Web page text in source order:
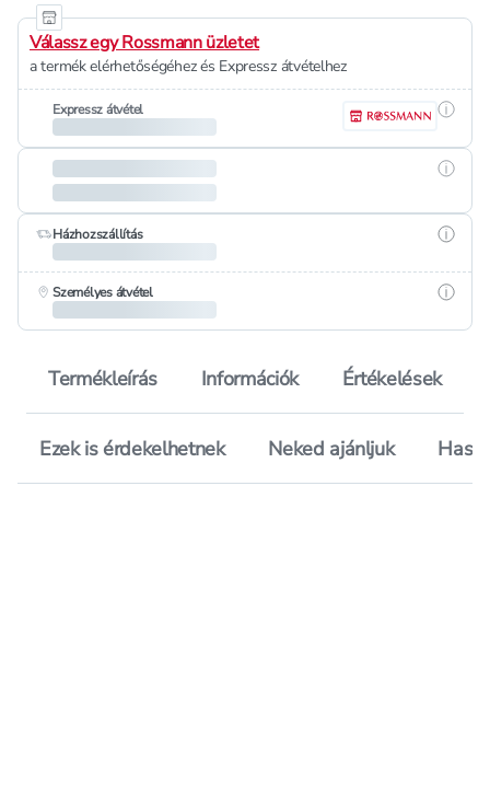
Válassz egy Rossmann üzletet
a termék elérhetőségéhez és Expressz átvételhez
Expressz átvétel
Házhozszállítás
Személyes átvétel
Termékleírás Információk Értékelések
Ezek is érdekelhetnek Neked ajánljuk